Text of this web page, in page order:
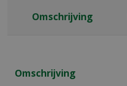
Omschrijving
Omschrijving